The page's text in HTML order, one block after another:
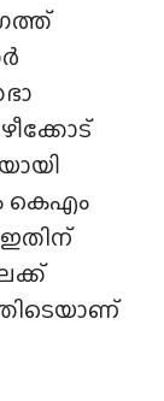
കെഎം
ഇതിന്